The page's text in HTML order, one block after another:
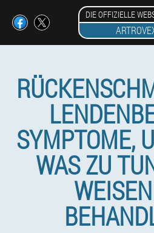
DIE OFFIZIELLE
SYMPTOME,
WAS ZU